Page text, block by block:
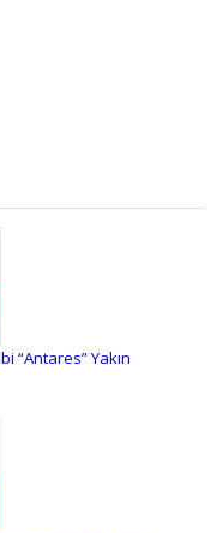
“Antares” Yakın